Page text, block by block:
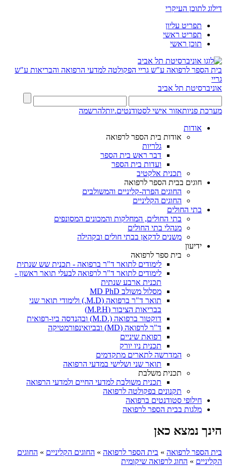
דילוג לתוכן העיקרי
תפריט עליון
תפריט ראשי
תוכן ראשי
בית הספר לרפואה ע"ש גריי הפקולטה למדעי הרפואה והבריאות ע"ש
גריי
אוניברסיטת תל אביב
מערכת פניותאזור אישי לסטודנטים.יותלהרשמה
אודות
אודות בית הספר לרפואה
גלריות
דבר ראש בית הספר
ועדות בית הספר
תכנית אלקטיב
חוגים בבית הספר לרפואה
החוגים הפרה-קליניים והמשולבים
החוגים הקליניים
בתי החולים
בתי החולים, המחלקות והמכונים המסונפים
מנהלי בתי החולים
משנים לדקאן בבתי חולים ובקהילה
ידיעון
בית ספר לרפואה
לימודים לתואר ד"ר ברפואה - תכנית שש שנתית
לימודים לתואר ד"ר לרפואה לבעלי תואר ראשון -
תכנית ארבע שנתית
מסלול משולב MD PhD
תואר ד"ר ברפואה (M.D.) ולימודי תואר שני
בבריאות הציבור (M.P.H)
דוקטור ברפואה (.M.D) ובהנדסה ביו-רפואית
ד"ר לרפואה (MD) ובביואינפורמטיקה
רפואת שיניים
תכנית ניו יורק
המדרשה לתארים מתקדמים
תואר שני ושלישי במדעי הרפואה
תכנית משלבת
תכנית משולבת למדעי החיים ולמדעי הרפואה
תקנונים בפקולטה לרפואה
חילופי סטודנטים ברפואה
מלגות בבית הספר לרפואה
הינך נמצא כאן
בית הספר לרפואה » בית הספר לרפואה » החוגים הקליניים » החוגים
הקליניים » החוג לרפואה שיקומית